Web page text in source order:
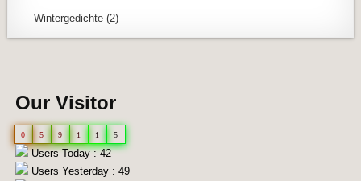
Wintergedichte (2)
Our Visitor
0 5 9 1 1 5
Users Today : 42
Users Yesterday : 49